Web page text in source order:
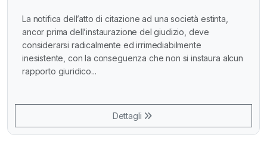
La notifica dell’atto di citazione ad una società estinta,
ancor prima dell’instaurazione del giudizio, deve
considerarsi radicalmente ed irrimediabilmente
inesistente, con la conseguenza che non si instaura alcun
rapporto giuridico...
Dettagli